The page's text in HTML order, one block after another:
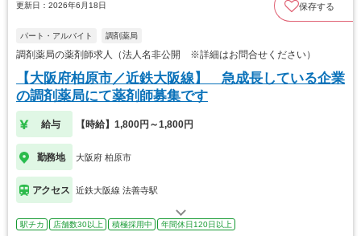
更新日：2026年6月18日 保存する
パート・アルバイト 調剤薬局
調剤薬局の薬剤師求人（法人名非公開 ※詳細はお問合せください）
【大阪府柏原市／近鉄大阪線】 急成長している企業
の調剤薬局にて薬剤師募集です
給与 【時給】1,800円～1,800円
勤務地 大阪府 柏原市
アクセス 近鉄大阪線 法善寺駅
駅チカ 店舗数30以上 積極採用中 年間休日120日以上